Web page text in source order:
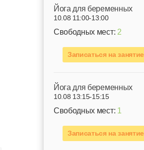
Йога для беременных
10.08 11:00-13:00
Свободных мест: 2
Записаться на занятие
Йога для беременных
10.08 13:15-15:15
Свободных мест: 1
Записаться на занятие